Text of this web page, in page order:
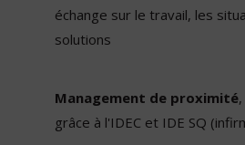
échange sur le travail, les
solutions
Management de proximité
grâce à l'IDEC et IDE SQ